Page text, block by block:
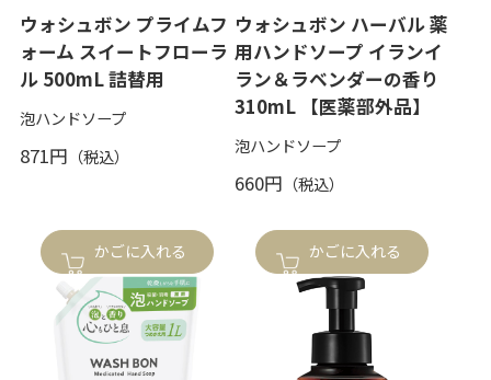
ウォシュボン プライムフ
ォーム スイートフローラ
ル 500mL 詰替用
泡ハンドソープ
871円
かごに入れる
ウォシュボン ハーバル 薬
用ハンドソープ イランイ
ラン＆ラベンダーの香り
310mL 【医薬部外品】
泡ハンドソープ
660円
かごに入れる